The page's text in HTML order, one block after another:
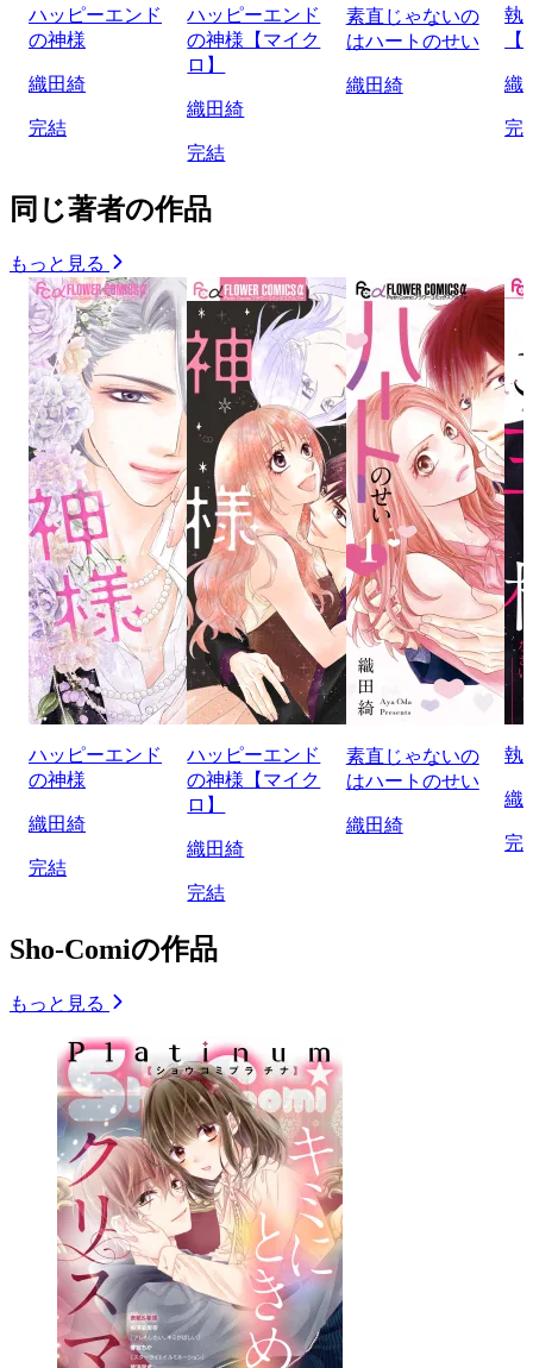
ハッピーエンド
の神様
織田綺
完結
ハッピーエンド
の神様【マイク
ロ】
織田綺
完結
素直じゃないの
はハートのせい
織田綺
執
織
完
同じ著者の作品
もっと見る
ハッピーエンド
の神様
織田綺
完結
ハッピーエンド
の神様【マイク
ロ】
織田綺
完結
素直じゃないの
はハートのせい
織田綺
執
織
完
Sho-Comiの作品
もっと見る